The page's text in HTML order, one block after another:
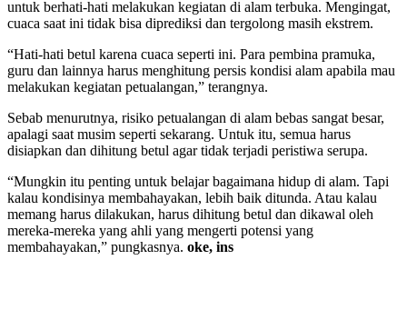
untuk berhati-hati melakukan kegiatan di alam terbuka. Mengingat,
cuaca saat ini tidak bisa diprediksi dan tergolong masih ekstrem.
“Hati-hati betul karena cuaca seperti ini. Para pembina pramuka,
guru dan lainnya harus menghitung persis kondisi alam apabila mau
melakukan kegiatan petualangan,” terangnya.
Sebab menurutnya, risiko petualangan di alam bebas sangat besar,
apalagi saat musim seperti sekarang. Untuk itu, semua harus
disiapkan dan dihitung betul agar tidak terjadi peristiwa serupa.
“Mungkin itu penting untuk belajar bagaimana hidup di alam. Tapi
kalau kondisinya membahayakan, lebih baik ditunda. Atau kalau
memang harus dilakukan, harus dihitung betul dan dikawal oleh
mereka-mereka yang ahli yang mengerti potensi yang
membahayakan,” pungkasnya. oke, ins